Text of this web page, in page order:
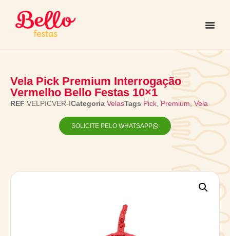
Vela Pick Premium Interrogação
Vermelho Bello Festas 10×1
REF VELPICVER-ICategoria VelasTags Pick Premium,Vela
SOLICITE PELO WHATSAPP